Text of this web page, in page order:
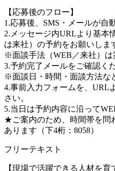
【応募後のフロー】
1.応募後、SMS・メールが自
2.メッセージ内URLより基本
は来社）の予約をお願いしま
※面談手法（WEB／来社）は
3.予約完了メールをご確認く
※面談日・時間・面談方法な
4.事前入力フォームを、URL
さい。
5.当日は予約内容に沿って
★ご案内のため、時間帯を問
あります（下4桁：8058）
フリーテキスト
【現場で活躍できる人材を育